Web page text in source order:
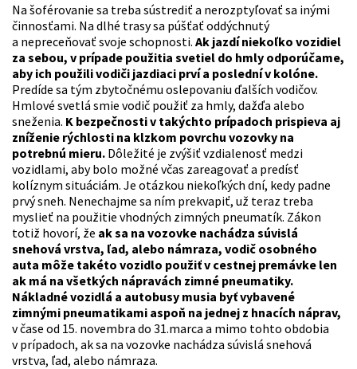
Na šoférovanie sa treba sústrediť a nerozptyľovať sa inými
činnosťami. Na dlhé trasy sa púšťať oddýchnutý
a nepreceňovať svoje schopnosti. Ak jazdí niekoľko vozidiel
za sebou, v prípade použitia svetiel do hmly odporúčame,
aby ich použili vodiči jazdiaci prví a poslední v kolóne.
Predíde sa tým zbytočnému oslepovaniu ďalších vodičov.
Hmlové svetlá smie vodič použiť za hmly, dažďa alebo
sneženia. K bezpečnosti v takýchto prípadoch prispieva aj
zníženie rýchlosti na klzkom povrchu vozovky na
potrebnú mieru. Dôležité je zvýšiť vzdialenosť medzi
vozidlami, aby bolo možné včas zareagovať a predísť
kolíznym situáciám. Je otázkou niekoľkých dní, kedy padne
prvý sneh. Nenechajme sa ním prekvapiť, už teraz treba
myslieť na použitie vhodných zimných pneumatík. Zákon
totiž hovorí, že ak sa na vozovke nachádza súvislá
snehová vrstva, ľad, alebo námraza, vodič osobného
auta môže takéto vozidlo použiť v cestnej premávke len
ak má na všetkých nápravách zimné pneumatiky.
Nákladné vozidlá a autobusy musia byť vybavené
zimnými pneumatikami aspoň na jednej z hnacích náprav,
v čase od 15. novembra do 31.marca a mimo tohto obdobia
v prípadoch, ak sa na vozovke nachádza súvislá snehová
vrstva, ľad, alebo námraza.